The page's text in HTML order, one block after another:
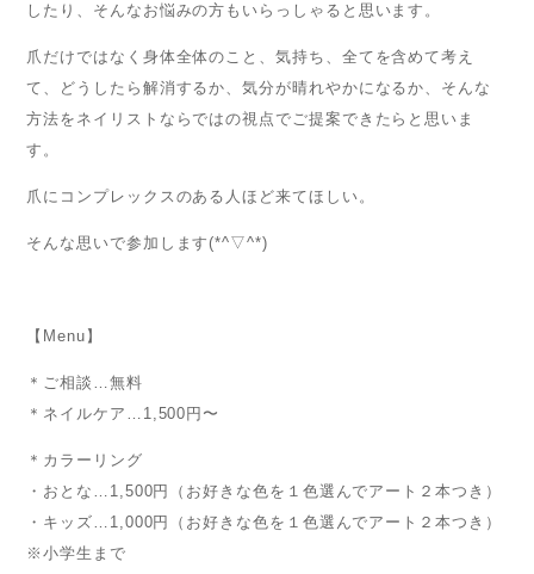
したり、そんなお悩みの方もいらっしゃると思います。
爪だけではなく身体全体のこと、気持ち、全てを含めて考え
て、どうしたら解消するか、気分が晴れやかになるか、そんな
方法をネイリストならではの視点でご提案できたらと思いま
す。
爪にコンプレックスのある人ほど来てほしい。
そんな思いで参加します(*^▽^*)
【Menu】
＊ご相談…無料
＊ネイルケア…1,500円〜
＊カラーリング
・おとな…1,500円（お好きな色を１色選んでアート２本つき）
・キッズ…1,000円（お好きな色を１色選んでアート２本つき）
※小学生まで